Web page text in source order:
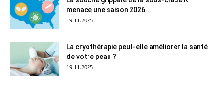
menace une saison 2026...
19.11.2025
La cryothérapie peut-elle améliorer la santé
de votre peau ?
19.11.2025